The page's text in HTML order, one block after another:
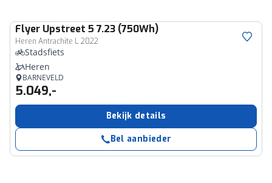
Flyer Upstreet 5 7.23 (750Wh)
Heren Antrachite L 2022
Stadsfiets
Heren
BARNEVELD
5.049,-
Bekijk details
Bel aanbieder